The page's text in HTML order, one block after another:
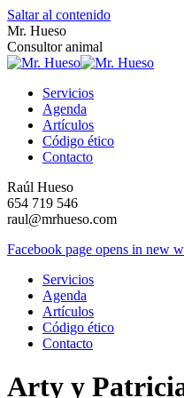
Saltar al contenido
Mr. Hueso
Consultor animal
Servicios
Agenda
Artículos
Código ético
Contacto
Raúl Hueso
654 719 546
raul@mrhueso.com
Facebook page opens in new
Servicios
Agenda
Artículos
Código ético
Contacto
Arty y